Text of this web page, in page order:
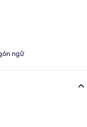
ngữ